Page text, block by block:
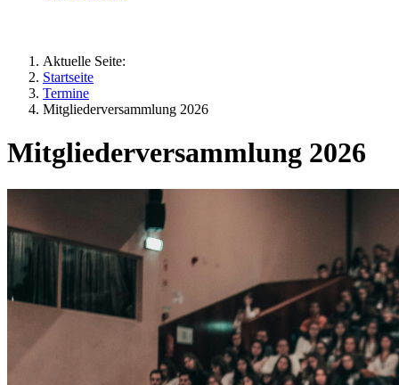
Aktuelle Seite:
Startseite
Termine
Mitgliederversammlung 2026
Mitgliederversammlung 2026